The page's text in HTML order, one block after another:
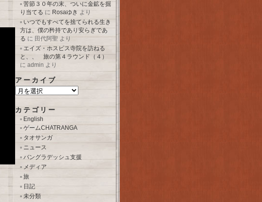
苦節３０年の末、ついに金鉱を掘
り当てる に Rosaゆき より
いつでもすべてを捨てられる生き
方は、僕の矜持であり安らぎであ
る に 田代阿聖 より
エイズ・ホスピス寺院を訪ねる
と、、 旅の第４ラウンド（４）
に admin より
アーカイブ
ア
ー
イ
ブ
カテゴリー
English
ゲームCHATRANGA
タオサンガ
ニュース
バングラデッシュ支援
メディア
旅
日記
未分類